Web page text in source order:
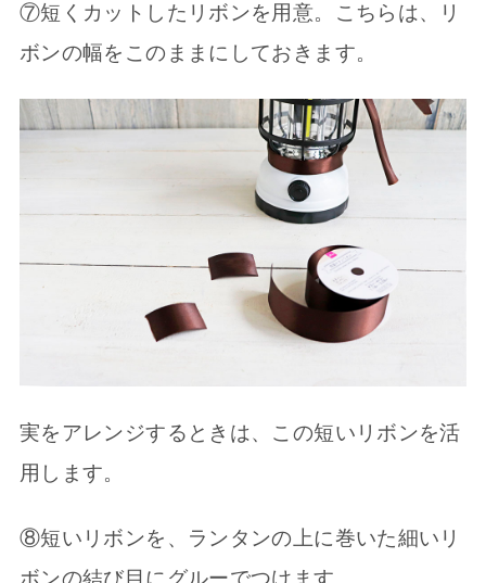
⑦短くカットしたリボンを用意。こちらは、リ
ボンの幅をこのままにしておきます。
実をアレンジするときは、この短いリボンを活
用します。
⑧短いリボンを、ランタンの上に巻いた細いリ
ボンの結び目にグルーでつけます。